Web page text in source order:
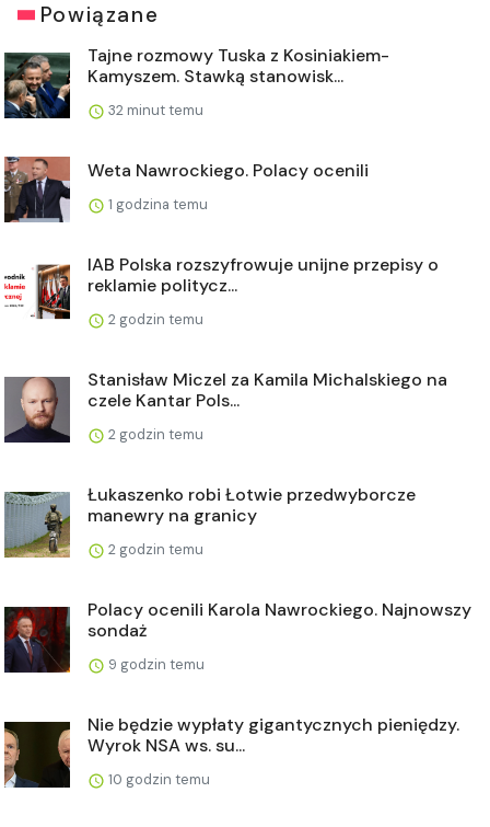
Powiązane
Tajne rozmowy Tuska z Kosiniakiem-
Kamyszem. Stawką stanowisk...
32 minut temu
Weta Nawrockiego. Polacy ocenili
1 godzina temu
IAB Polska rozszyfrowuje unijne przepisy o
reklamie politycz...
2 godzin temu
Stanisław Miczel za Kamila Michalskiego na
czele Kantar Pols...
2 godzin temu
Łukaszenko robi Łotwie przedwyborcze
manewry na granicy
2 godzin temu
Polacy ocenili Karola Nawrockiego. Najnowszy
sondaż
9 godzin temu
Nie będzie wypłaty gigantycznych pieniędzy.
Wyrok NSA ws. su...
10 godzin temu